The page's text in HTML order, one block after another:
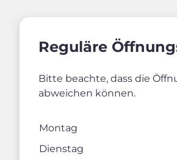
Reguläre
Bitte beachte, dass die
abweichen können.
Montag
Dienstag